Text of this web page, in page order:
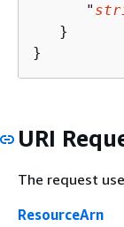
      "
   }
}
URI
The request
ResourceArn